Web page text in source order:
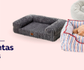
-